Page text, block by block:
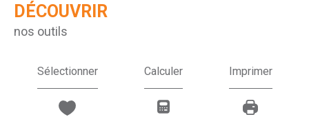
DÉCOUVRIR
nos outils
Sélectionner Calculer Imprimer